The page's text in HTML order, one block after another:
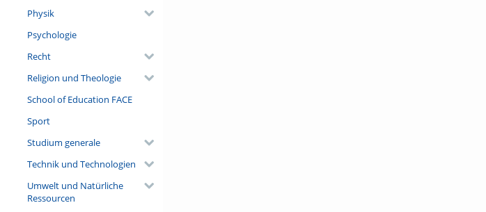
Physik
Psychologie
Recht
Religion und Theologie
School of Education FACE
Sport
Studium generale
Technik und Technologien
Umwelt und Natürliche
Ressourcen